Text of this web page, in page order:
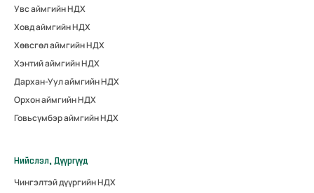
Увс аймгийн НДХ
Ховд аймгийн НДХ
Хөвсгөл аймгийн НДХ
Хэнтий аймгийн НДХ
Дархан-Уул аймгийн НДХ
Орхон аймгийн НДХ
Говьсүмбэр аймгийн НДХ
Нийслэл, Дүүргүүд
Чингэлтэй дүүргийн НДХ